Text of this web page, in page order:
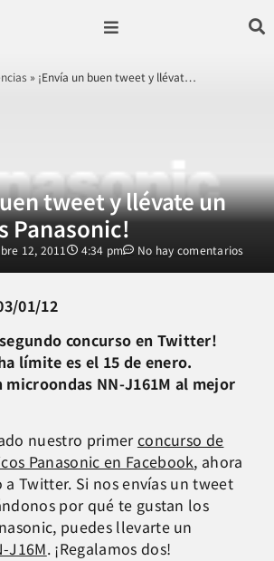
» ¡Envía un buen tweet y llévat…
tweet y llévate un
Panasonic!
12, 2011 4:34 pm No hay comentarios
01/12
concurso en Twitter!
límite es el 15 de enero.
microondas NN-J161M al mejor
nuestro primerconcurso de
Panasonic en Facebook, ahora
Twitter. Si nos envías un tweet
por qué te gustan los
puedes llevarte un
J16M. ¡Regalamos dos!